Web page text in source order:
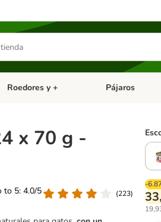
Vet.
Menú de categoria abierto: Antiparasitarios
Roedores y + Menú de
Pájaros
x 70 g -
to 5: 4.0/5
(223)
-